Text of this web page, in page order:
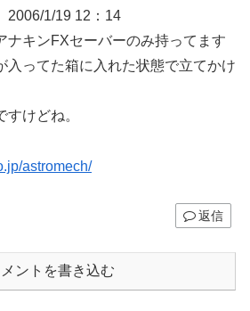
1/19 12：14
キンFXセーバーのみ持ってます
入ってた箱に入れた状態で立てかけ
けどね。
astromech/
返信
ントを書き込む